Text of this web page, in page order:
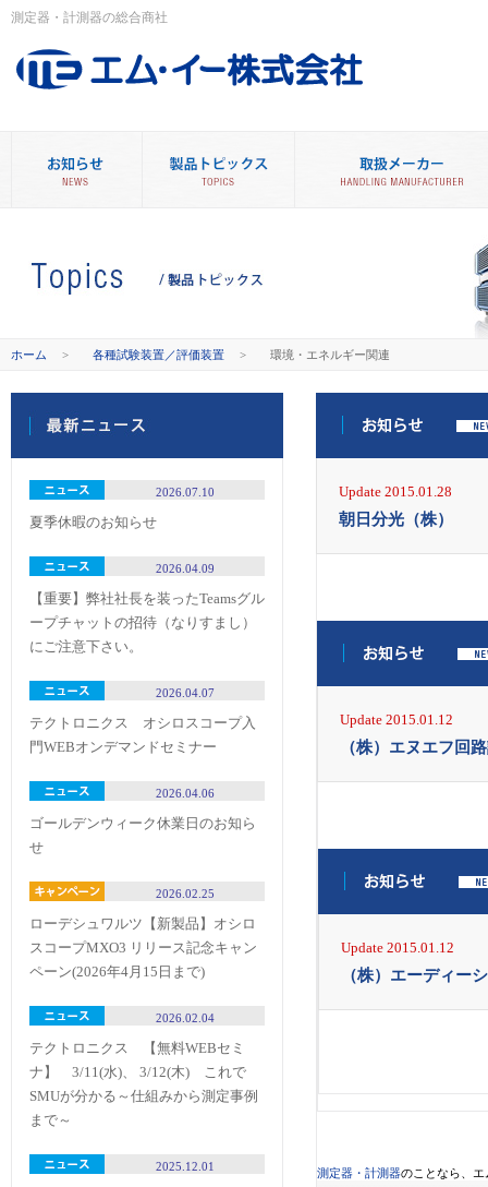
測定器・計測器の総合商社
ホーム > 各種試験装置／評価装置 > 環境・エネルギー関連
2026.07.10
夏季休暇のお知らせ
2026.04.09
【重要】弊社社長を装ったTeamsグル
ープチャットの招待（なりすまし）
にご注意下さい。
2026.04.07
テクトロニクス オシロスコープ入
門WEBオンデマンドセミナー
2026.04.06
ゴールデンウィーク休業日のお知ら
せ
2026.02.25
ローデシュワルツ【新製品】オシロ
スコープMXO3 リリース記念キャン
ペーン(2026年4月15日まで)
2026.02.04
テクトロニクス 【無料WEBセミ
ナ】 3/11(水)、 3/12(木) これで
SMUが分かる～仕組みから測定事例
まで～
2025.12.01
Update 2015.01.28
朝日分光（株）
Update 2015.01.12
（株）エヌエフ回
Update 2015.01.12
（株）エーディー
測定器・計測器のことなら、